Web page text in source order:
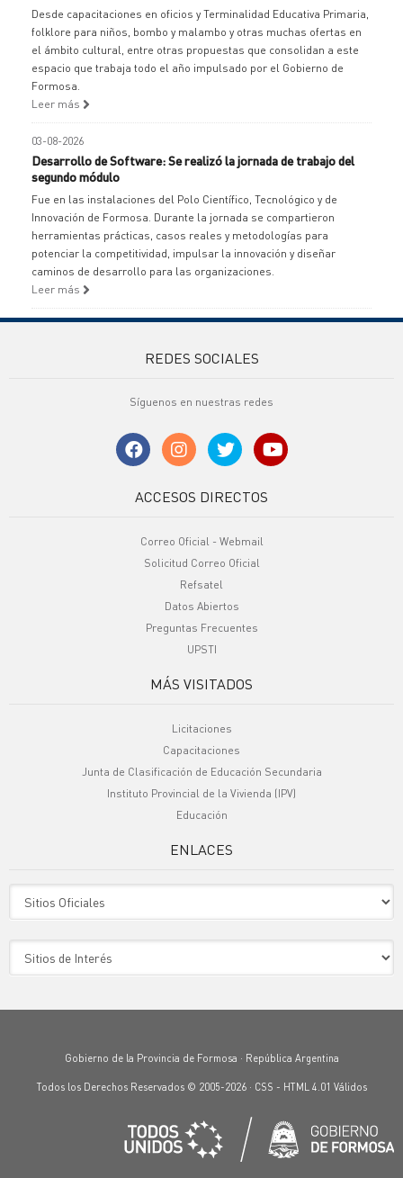
Desde capacitaciones en oficios y Terminalidad Educativa Primaria,
folklore para niños, bombo y malambo y otras muchas ofertas en
el ámbito cultural, entre otras propuestas que consolidan a este
espacio que trabaja todo el año impulsado por el Gobierno de
Formosa.
Leer más
03-08-2026
Desarrollo de Software: Se realizó la jornada de trabajo del
segundo módulo
Fue en las instalaciones del Polo Científico, Tecnológico y de
Innovación de Formosa. Durante la jornada se compartieron
herramientas prácticas, casos reales y metodologías para
potenciar la competitividad, impulsar la innovación y diseñar
caminos de desarrollo para las organizaciones.
Leer más
REDES SOCIALES
Síguenos en nuestras redes
ACCESOS DIRECTOS
Correo Oficial - Webmail
Solicitud Correo Oficial
Refsatel
Datos Abiertos
Preguntas Frecuentes
UPSTI
MÁS VISITADOS
Licitaciones
Capacitaciones
Junta de Clasificación de Educación Secundaria
Instituto Provincial de la Vivienda (IPV)
Educación
ENLACES
Gobierno de la Provincia de Formosa · República Argentina
Todos los Derechos Reservados © 2005-2026 · CSS - HTML 4.01 Válidos